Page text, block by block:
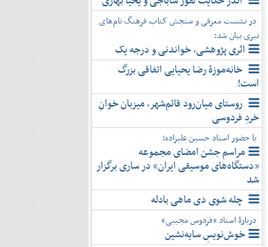
در نشست معرفی و سنجش کتاب فرهنگ نام‌های
تبری بیان شد:
اثری پژوهشی، خواندنی و درجه یک
خانه‌موزۀ رضا یحیایی اتفاقی بزرگ
است!
روستای میان‌رود قائم‌شهر، میزبان خوانِ
خردِ فردوسی
با حضور استاد حسین علیزاده؛
مراسم جشن امضای مجموعه
«دستگاه‌های موسیقی ایران» در ساری برگزار
شد
چله شوی دی ماهی بادله
دربارۀ استاد «فردوس مجیبی»
خوش‌نویسِ سایه‌نشین